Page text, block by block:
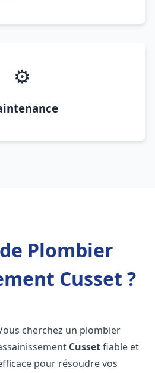
⚙️
Plombier
Cusset ?
cherchez un plombier
Cussetfiable et
pour résoudre vos